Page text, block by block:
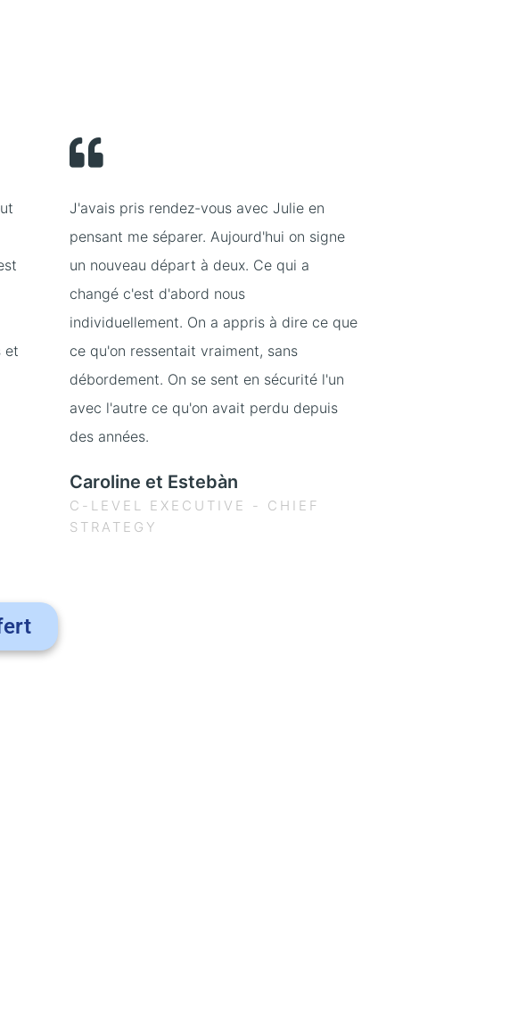
et
J'avais pris rendez-vous avec Julie en
pensant me séparer. Aujourd'hui on signe
un nouveau départ à deux. Ce qui a
changé c'est d'abord nous
individuellement. On a appris à dire ce que
ce qu'on ressentait vraiment, sans
débordement. On se sent en sécurité l'un
avec l'autre ce qu'on avait perdu depuis
des années.
Caroline et Estebàn
C-LEVEL EXECUTIVE - CHIEF
STRATEGY